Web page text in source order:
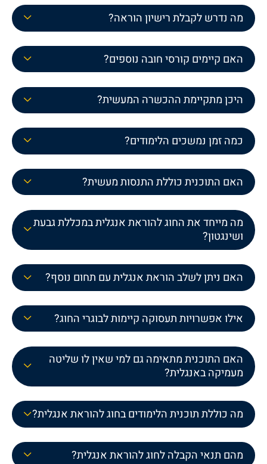
מה נדרש לקבלת רישיון הוראה?
האם קיימים קורסי חובה נוספים?
היכן מתקיימת ההכשרה המעשית?
כמה זמן נמשכים הלימודים?
האם התוכנית כוללת התנסות מעשית?
מה מייחד את החוג להוראת אנגלית במכללת גבעת
ושינגטון?
האם ניתן לשלב הוראת אנגלית עם תחום נוסף?
אילו אפשרויות תעסוקה קיימות לבוגרי החוג?
האם התוכנית מתאימה גם למי שאין לו שליטה
מעמיקה באנגלית?
מה כוללת תוכנית הלימודים בחוג להוראת אנגלית?
מהם תנאי הקבלה לחוג להוראת אנגלית?